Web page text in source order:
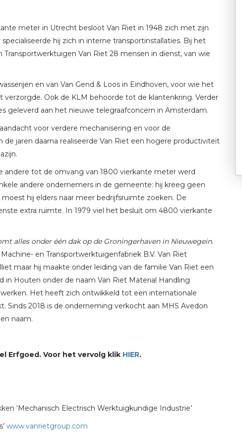
meter in Utrecht besloot Van Riet in 1948 zich met zijn
hij zich in interne transportinstallaties. Bij het
Van Riet 28 mensen in dienst, van wie
en van Van Gend & Loos in Eindhoven, voor wie het
Ook de KLM behoorde tot de klantenkring. Verder
geleverd aan het nieuwe telegraafconcern in Amsterdam.
voor verdere mechanisering en voor de
jaren daarna realiseerde Van Riet een hogere productiviteit
andere tot de omvang van 1800 vierkante meter werd
andere ondernemers in de gemeente: hij kreeg geen
hij elders naar meer bedrijfsruimte zoeken. De
extra ruimte. In 1979 viel het besluit om 4800 vierkante
alles onder één dak op de Groningerhaven in Nieuwegein.
en Transportwerktuigenfabriek B.V. Van Riet
maar hij maakte onder leiding van de familie Van Riet een
in Houten onder de naam Van Riet Material Handling
Het heeft zich ontwikkeld tot een internationale
Sinds 2018 is de onderneming verkocht aan MHS Avedon
naam.
Erfgoed. Voor het vervolg klik HIER.
‘Mechanisch Electrisch Werktuigkundige Industrie’
www.vanrietgroup.com